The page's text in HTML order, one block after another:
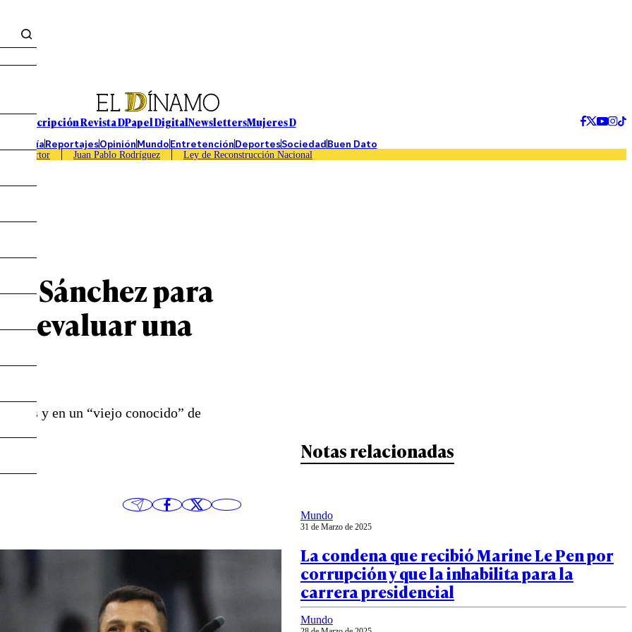
Suscripción Revista DPapel DigitalNewslettersMujeres D
EconomíaReportajesOpiniónMundoEntretenciónDeportesSociedadBuen Dato
Caso Sartor Juan Pablo Rodríguez Ley de Reconstrucción Nacional
Sánchez para
y evaluar una
París y en un “viejo conocido” de
Notas relacionadas
Mundo
31 de Marzo de 2025
La condena que recibió Marine Le Pen por
corrupción y que la inhabilita para la
carrera presidencial
Mundo